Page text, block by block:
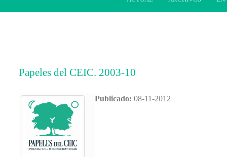
Papeles del CEIC. 2003-10
Publicado: 08-11-2012